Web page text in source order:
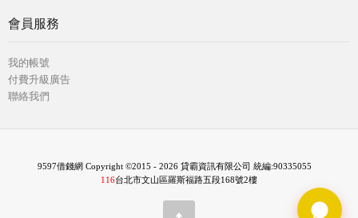
會員服務
我的帳號
付費升級廣告
聯絡我們
9597借錢網 Copyright ©2015 - 2026 貸霸資訊有限公司 統編:90335055
116台北市文山區羅斯福路五段168號2樓